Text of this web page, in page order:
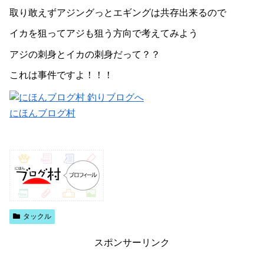
取り敢えずアジングっとエギングは共存出来るので
イカを狙ってアジも狙う方向で考えてみよう
アジの刺身とイカの刺身だって？？
これは事件ですよ！！！
にほんブログ村
タックル
スポンサーリンク